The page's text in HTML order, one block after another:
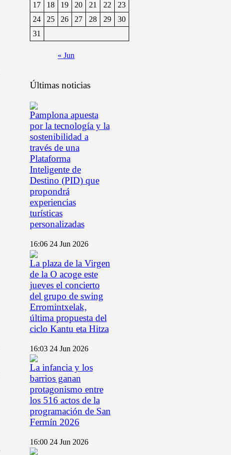
17
18 19 20 21 22
23
24
25 26 27 28 29
30
31
« Jun
Últimas noticias
Pamplona apuesta
por la tecnología y la
sostenibilidad a
través de una
Plataforma
Inteligente de
Destino (PID) que
propondrá
experiencias
turísticas
personalizadas
16:06 24 Jun 2026
La plaza de la Virgen
de la O acoge este
jueves el concierto
del grupo de swing
Erromintxelak,
última propuesta del
ciclo Kantu eta Hitza
16:03 24 Jun 2026
La infancia y los
barrios ganan
protagonismo entre
los 516 actos de la
programación de San
Fermín 2026
16:00 24 Jun 2026